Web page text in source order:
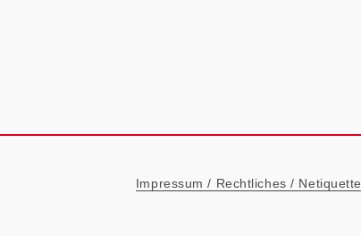
Metanavigationn
Impressum / Rechtliches / Netiquette